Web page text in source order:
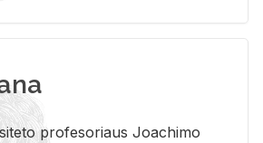
pro­fe­so­riaus Jo­a­chi­mo